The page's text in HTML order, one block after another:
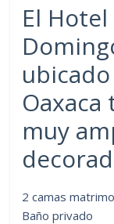
El
muy
2 camas
Baño privado